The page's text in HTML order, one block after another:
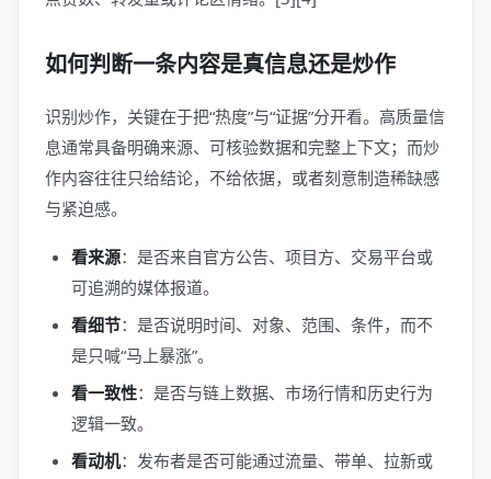
如何判断一条内容是真信息还是炒作
识别炒作，关键在于把“热度”与“证据”分开看。高质量信
息通常具备明确来源、可核验数据和完整上下文；而炒
作内容往往只给结论，不给依据，或者刻意制造稀缺感
与紧迫感。
看来源：是否来自官方公告、项目方、交易平台或
可追溯的媒体报道。
看细节：是否说明时间、对象、范围、条件，而不
是只喊“马上暴涨”。
看一致性：是否与链上数据、市场行情和历史行为
逻辑一致。
看动机：发布者是否可能通过流量、带单、拉新或